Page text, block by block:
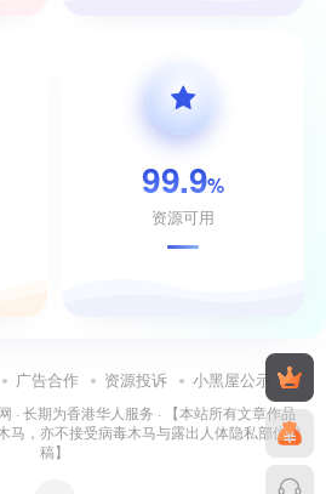
99.9%
资源可用
广告合作 资源投诉 小黑屋公示
· 长期为香港华人服务 · 【本站所有文章作品
马，亦不接受病毒木马与露出人体隐私部位投
稿】